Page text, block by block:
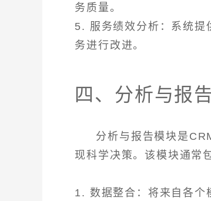
务质量。
5. 服务绩效分析：系统提
务进行改进。
四、分析与报
分析与报告模块是
现科学决策。该模块通常
1. 数据整合：将来自各个